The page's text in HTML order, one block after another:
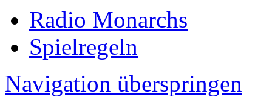
Radio Monarchs
Spielregeln
Navigation überspringen